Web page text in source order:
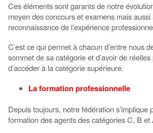
Ces éléments sont garants de notre
moyen des concours et examens mais
reconnaissance de l’expérience
C’est ce qui permet à chacun d’entre nous
sommet de sa catégorie et d’avoir de
d’accéder à la catégorie supérieure.
La formation professionnelle
Depuis toujours, notre fédération s’implique
formation des agents des catégories C, B et